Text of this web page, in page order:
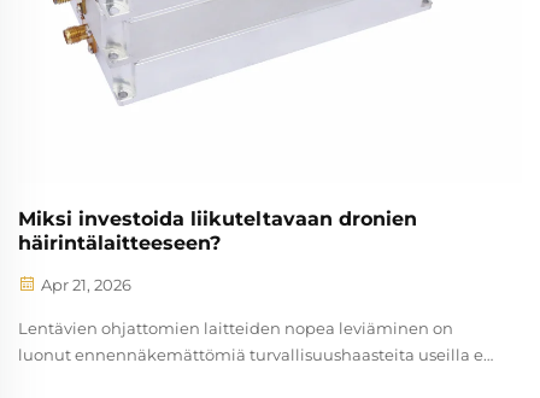
Miksi investoida liikuteltavaan dronien
häirintälaitteeseen?
Apr 21, 2026
Lentävien ohjattomien laitteiden nopea leviäminen on
luonut ennennäkemättömiä turvallisuushaasteita useilla eri